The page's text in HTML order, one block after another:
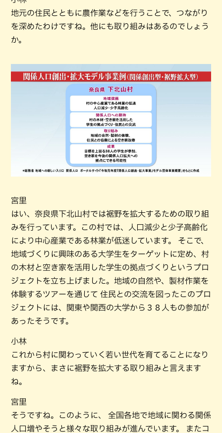
地元の住民とともに農作業などを行うことで、つながり
を深めたわけですね。他にも取り組みはあるのでしょう
か。
宮里
はい、奈良県下北山村では裾野を拡大するための取り組
みを行っています。この村では、人口減少と少子高齢化
により中心産業である林業が低迷しています。 そこで、
地域づくりに興味のある大学生をターゲットに定め、村
の木材と空き家を活用した学生の拠点づくりというプロ
ジェクトを立ち上げました。地域の自然や、製材作業を
体験するツアーを通じて 住民との交流を図ったこのプロ
ジェクトには、関東や関西の大学から３８人もの参加が
あったそうです。
小林
これから村に関わっていく若い世代を育てることになり
ますから、まさに裾野を拡大する取り組みと言えます
ね。
宮里
そうですね。このように、 全国各地で地域に関わる関係
人口増やそうと様々な取り組みが進んでいます。 またコ